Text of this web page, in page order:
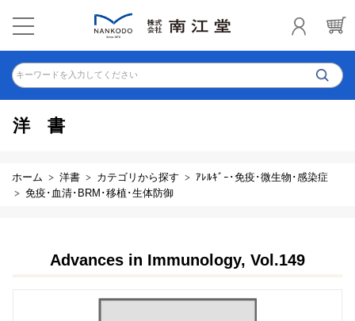
キーワードを入力してください
洋書
ホーム 洋書 カテゴリから探す
ｱﾚﾙｷﾞｰ･免疫･微生物･感染症
免疫･血清･BRM･移植･生体防御
Advances in Immunology, Vol.149